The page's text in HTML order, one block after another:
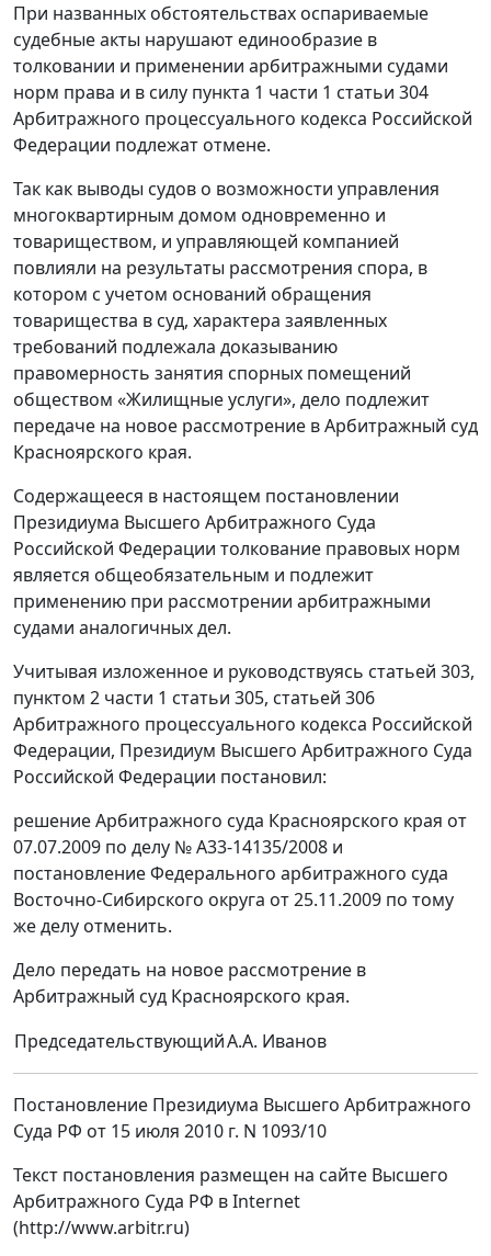
При названных обстоятельствах оспариваемые
судебные акты нарушают единообразие в
толковании и применении арбитражными судами
норм права и в силу пункта 1 части 1 статьи 304
Арбитражного процессуального кодекса Российской
Федерации подлежат отмене.
Так как выводы судов о возможности управления
многоквартирным домом одновременно и
товариществом, и управляющей компанией
повлияли на результаты рассмотрения спора, в
котором с учетом оснований обращения
товарищества в суд, характера заявленных
требований подлежала доказыванию
правомерность занятия спорных помещений
обществом «Жилищные услуги», дело подлежит
передаче на новое рассмотрение в Арбитражный суд
Красноярского края.
Содержащееся в настоящем постановлении
Президиума Высшего Арбитражного Суда
Российской Федерации толкование правовых норм
является общеобязательным и подлежит
применению при рассмотрении арбитражными
судами аналогичных дел.
Учитывая изложенное и руководствуясь статьей 303,
пунктом 2 части 1 статьи 305, статьей 306
Арбитражного процессуального кодекса Российской
Федерации, Президиум Высшего Арбитражного Суда
Российской Федерации постановил:
решение Арбитражного суда Красноярского края от
07.07.2009 по делу № А33-14135/2008 и
постановление Федерального арбитражного суда
Восточно-Сибирского округа от 25.11.2009 по тому
же делу отменить.
Дело передать на новое рассмотрение в
Арбитражный суд Красноярского края.
ПредседательствующийА.А. Иванов
Постановление Президиума Высшего Арбитражного
Суда РФ от 15 июля 2010 г. N 1093/10
Текст постановления размещен на сайте Высшего
Арбитражного Суда РФ в Internet
(http://www.arbitr.ru)